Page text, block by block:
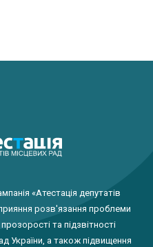
«Атестація депутатів
розв'язання проблеми
та підзвітності
України, а також підвищення